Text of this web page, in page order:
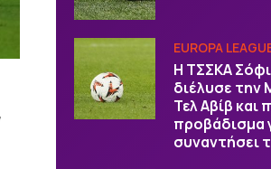
EUROPA
Η ΤΣΣΚΑ
διέλυσε την
Τελ Αβίβ και
προβάδισμα
συναντήσει